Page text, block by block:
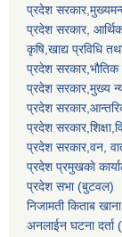
प्रदेश
प्रदेश सरकार,
कृषि,खाद्य प्रविधि
प्रदेश सरकार,भाैतिक
प्रदेश सरकार,मुख्य
प्रदेश सरकार,
प्रदेश सरकार,
प्रदेश सरकार,वन,
प्रदेश प्रमुखकाे
प्रदेश सभा (बुटवल)
निजामती किताब खाना
अनलाईन घटना